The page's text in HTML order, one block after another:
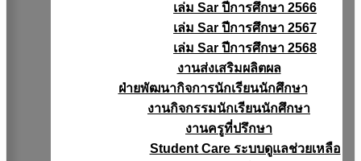
เล่ม Sar ปีการศึกษา 2566
เล่ม Sar ปีการศึกษา 2567
เล่ม Sar ปีการศึกษา 2568
งานส่งเสริมผลิตผล
ฝ่ายพัฒนากิจการนักเรียนนักศึกษา
งานกิจกรรมนักเรียนนักศึกษา
งานครูที่ปรึกษา
Student Care ระบบดูแลช่วยเหลือ